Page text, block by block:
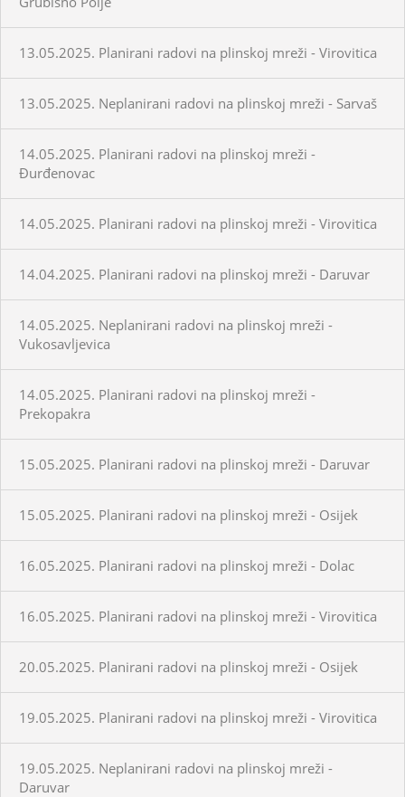
13.05.2025. Planirani radovi na plinskoj mreži - Virovitica
13.05.2025. Neplanirani radovi na plinskoj mreži - Sarvaš
14.05.2025. Planirani radovi na plinskoj mreži -
Đurđenovac
14.05.2025. Planirani radovi na plinskoj mreži - Virovitica
14.04.2025. Planirani radovi na plinskoj mreži - Daruvar
14.05.2025. Neplanirani radovi na plinskoj mreži -
Vukosavljevica
14.05.2025. Planirani radovi na plinskoj mreži -
Prekopakra
15.05.2025. Planirani radovi na plinskoj mreži - Daruvar
15.05.2025. Planirani radovi na plinskoj mreži - Osijek
16.05.2025. Planirani radovi na plinskoj mreži - Dolac
16.05.2025. Planirani radovi na plinskoj mreži - Virovitica
20.05.2025. Planirani radovi na plinskoj mreži - Osijek
19.05.2025. Planirani radovi na plinskoj mreži - Virovitica
19.05.2025. Neplanirani radovi na plinskoj mreži -
Daruvar